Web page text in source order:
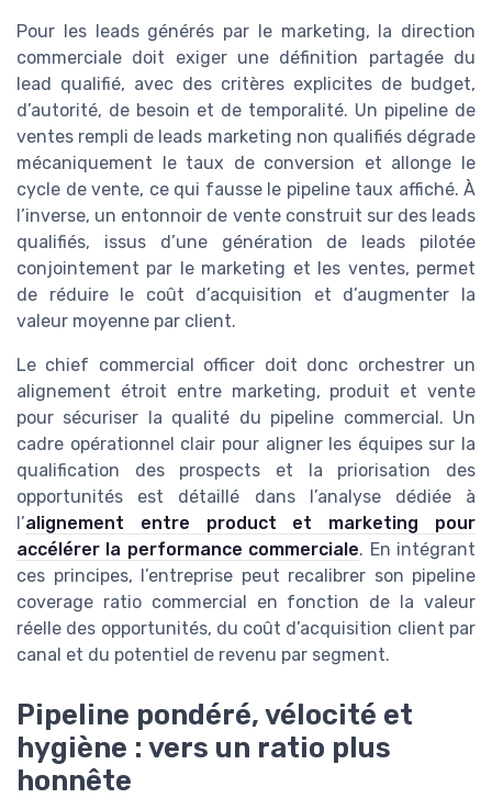
Pour les leads générés par le marketing, la direction
commerciale doit exiger une définition partagée du
lead qualifié, avec des critères explicites de budget,
d’autorité, de besoin et de temporalité. Un pipeline de
ventes rempli de leads marketing non qualifiés dégrade
mécaniquement le taux de conversion et allonge le
cycle de vente, ce qui fausse le pipeline taux affiché. À
l’inverse, un entonnoir de vente construit sur des leads
qualifiés, issus d’une génération de leads pilotée
conjointement par le marketing et les ventes, permet
de réduire le coût d’acquisition et d’augmenter la
valeur moyenne par client.
Le chief commercial officer doit donc orchestrer un
alignement étroit entre marketing, produit et vente
pour sécuriser la qualité du pipeline commercial. Un
cadre opérationnel clair pour aligner les équipes sur la
qualification des prospects et la priorisation des
opportunités est détaillé dans l’analyse dédiée à
l’alignement entre product et marketing pour
accélérer la performance commerciale. En intégrant
ces principes, l’entreprise peut recalibrer son pipeline
coverage ratio commercial en fonction de la valeur
réelle des opportunités, du coût d’acquisition client par
canal et du potentiel de revenu par segment.
Pipeline pondéré, vélocité et
hygiène : vers un ratio plus
honnête